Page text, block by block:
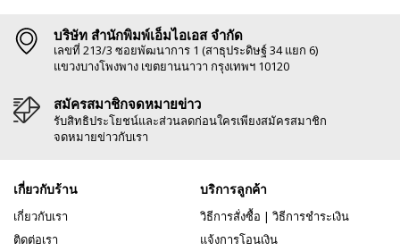
บริษัท สำนักพิมพ์เอ็มไอเอส จำกัด
เลขที่ 213/3 ซอยพัฒนาการ 1 (สาธุประดิษฐ์ 34 แยก 6)
แขวงบางโพงพาง เขตยานนาวา กรุงเทพฯ 10120
สมัครสมาชิกจดหมายข่าว
รับสิทธิประโยชน์และส่วนลดก่อนใครเพียงสมัครสมาชิก
จดหมายข่าวกับเรา
เกี่ยวกับร้าน
เกี่ยวกับเรา
ติดต่อเรา
บริการลูกค้า
วิธีการสั่งซื้อ | วิธีการชำระเงิน
แจ้งการโอนเงิน